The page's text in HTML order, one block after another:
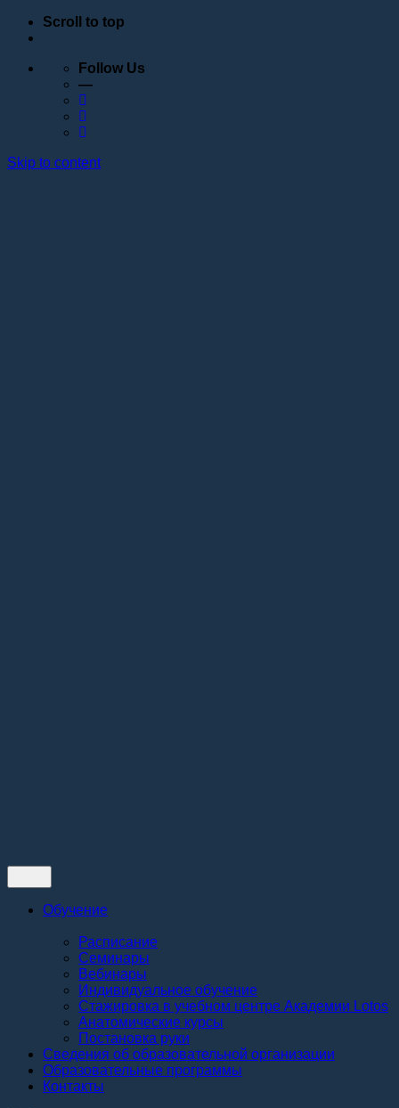
Scroll to top
Follow Us
—
Skip to content
Обучение
Расписание
Семинары
Вебинары
Индивидуальное обучение
Стажировка в учебном центре Академии Lotos
Анатомические курсы
Постановка руки
Сведения об образовательной организации
Образовательные программы
Контакты